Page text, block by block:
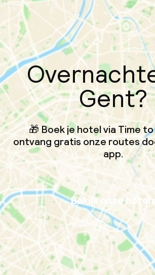
Gent?
🎁 Boek je hotel via Time
ontvang gratis onze routes
app.
Bekijk onze hotels